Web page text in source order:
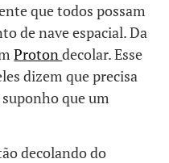
que todos possam
de nave espacial. Da
Protondecolar. Esse
dizem que precisa
que um
decolando do